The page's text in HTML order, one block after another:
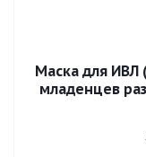
Маска для ИВЛ
младенцев